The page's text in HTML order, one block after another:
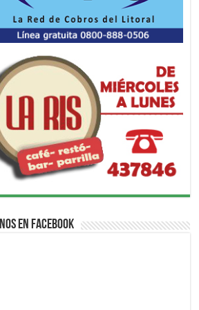
en Facebook